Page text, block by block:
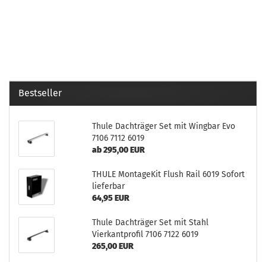
Bestseller
Thule Dachträger Set mit Wingbar Evo
7106 7112 6019
ab 295,00 EUR
THULE MontageKit Flush Rail 6019 Sofort
lieferbar
64,95 EUR
Thule Dachträger Set mit Stahl
Vierkantprofil 7106 7122 6019
265,00 EUR